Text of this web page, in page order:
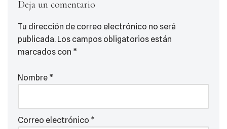
Deja un comentario
Tu dirección de correo electrónico no será
publicada. Los campos obligatorios están
marcados con *
Nombre *
Correo electrónico *